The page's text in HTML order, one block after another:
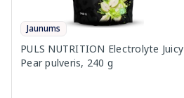
Jaunums
PULS NUTRITION Electrolyte Juicy
Pear pulveris, 240 g